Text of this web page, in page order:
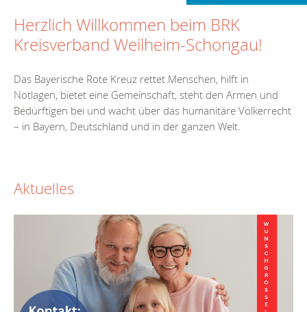
Herzlich Willkommen beim BRK
Kreisverband Weilheim-Schongau!
Das Bayerische Rote Kreuz rettet Menschen, hilft in
Notlagen, bietet eine Gemeinschaft, steht den Armen und
Bedürftigen bei und wacht über das humanitäre Völkerrecht
– in Bayern, Deutschland und in der ganzen Welt.
Aktuelles